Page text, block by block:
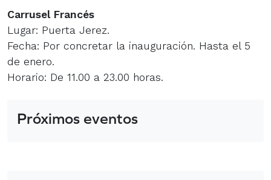
Carrusel Francés
Lugar: Puerta Jerez.
Fecha: Por concretar la inauguración. Hasta el 5
de enero.
Horario: De 11.00 a 23.00 horas.
Próximos eventos